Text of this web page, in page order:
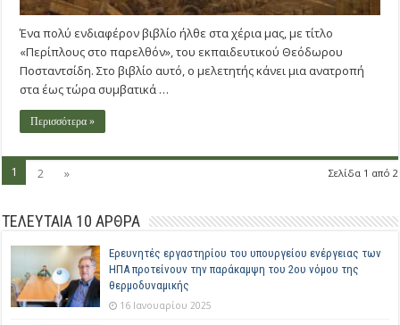
Ένα πολύ ενδιαφέρον βιβλίο ήλθε στα χέρια μας, με τίτλο
«Περίπλους στο παρελθόν», του εκπαιδευτικού Θεόδωρου
Ποσταντσίδη. Στο βιβλίο αυτό, ο μελετητής κάνει μια ανατροπή
στα έως τώρα συμβατικά …
Περισσότερα »
Σελίδα 1 από 2
1 2 »
ΤΕΛΕΥΤΑΙΑ 10 ΑΡΘΡΑ
Ερευνητές εργαστηρίου του υπουργείου ενέργειας των
ΗΠΑ προτείνουν την παράκαμψη του 2ου νόμου της
θερμοδυναμικής
16 Ιανουαρίου 2025